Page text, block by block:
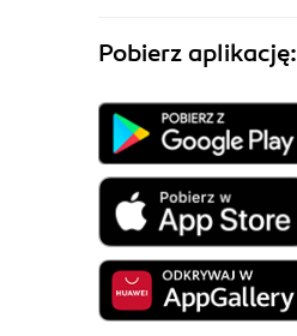
Pobierz aplikację: